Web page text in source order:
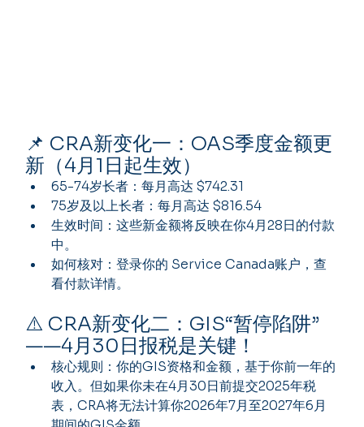
📌 CRA新变化一：OAS季度金额更
新（4月1日起生效）
65-74岁长者：每月高达 $742.31
75岁及以上长者：每月高达 $816.54
生效时间：这些新金额将反映在你4月28日的付款
中。
如何核对：登录你的 Service Canada账户，查
看付款详情。
⚠️ CRA新变化二：GIS“暂停陷阱”
——4月30日报税是关键！
核心规则：你的GIS资格和金额，基于你前一年的
收入。但如果你未在4月30日前提交2025年税
表，CRA将无法计算你2026年7月至2027年6月